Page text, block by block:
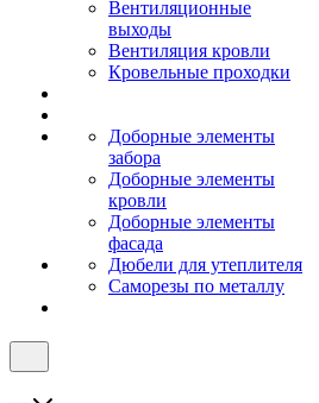
Вентиляционные
выходы
Вентиляция кровли
Кровельные проходки
Доборные элементы
забора
Доборные элементы
кровли
Доборные элементы
фасада
Дюбели для утеплителя
Саморезы по металлу